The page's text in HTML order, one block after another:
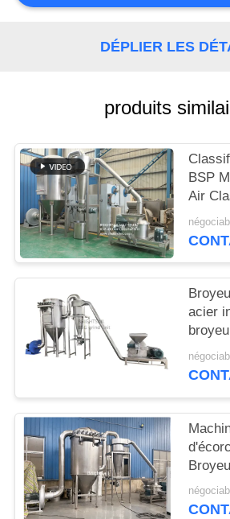
NOUVELLES
PLAN
DU
SITE
PRIVACY
POLICY
DÉPLIER LES
produits
BSP
Air
Mill
acier
urée,